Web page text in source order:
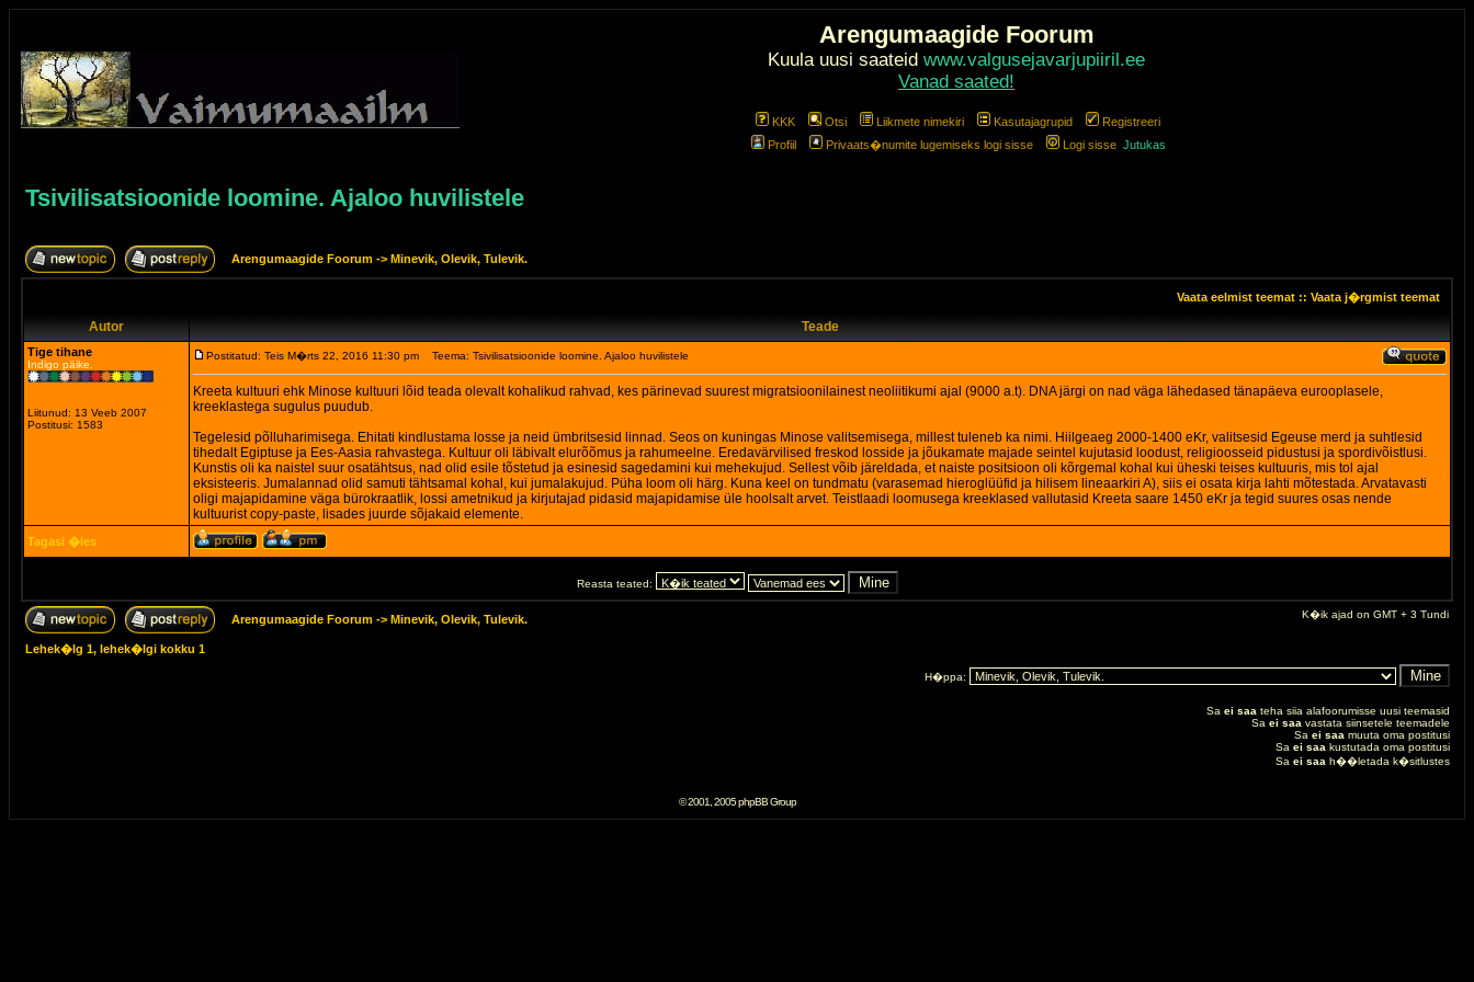
Arengumaagide Foorum
Kuula uusi saateid www.valgusejavarjupiiril.ee
Vanad saated!
KKK Otsi Liikmete nimekiri Kasutajagrupid
Registreeri
Profiil
Privaats�numite lugemiseks logi sisse Logi sisse Jutukas
Tsivilisatsioonide loomine. Ajaloo huvilistele
Arengumaagide Foorum -> Minevik, Olevik, Tulevik.
Vaata eelmist teemat :: Vaata j�rgmist teemat
Autor Teade
Tige tihane
Indigo päike.
Liitunud: 13 Veeb 2007
Postitusi: 1583
Postitatud: Teis M�rts 22, 2016 11:30 pm Teema: Tsivilisatsioonide loomine. Ajaloo huvilistele
Kreeta kultuuri ehk Minose kultuuri lõid teada olevalt kohalikud rahvad, kes pärinevad suurest migratsioonilainest neoliitikumi ajal (9000 a.t). DNA järgi on nad väga lähedased tänapäeva eurooplasele,
kreeklastega sugulus puudub.
Tegelesid põlluharimisega. Ehitati kindlustama losse ja neid ümbritsesid linnad. Seos on kuningas Minose valitsemisega, millest tuleneb ka nimi. Hiilgeaeg 2000-1400 eKr, valitsesid Egeuse merd ja suhtlesid
tihedalt Egiptuse ja Ees-Aasia rahvastega. Kultuur oli läbivalt elurõõmus ja rahumeelne. Eredavärvilised freskod losside ja jõukamate majade seintel kujutasid loodust, religioosseid pidustusi ja spordivõistlusi.
Kunstis oli ka naistel suur osatähtsus, nad olid esile tõstetud ja esinesid sagedamini kui mehekujud. Sellest võib järeldada, et naiste positsioon oli kõrgemal kohal kui üheski teises kultuuris, mis tol ajal
eksisteeris. Jumalannad olid samuti tähtsamal kohal, kui jumalakujud. Püha loom oli härg. Kuna keel on tundmatu (varasemad hieroglüüfid ja hilisem lineaarkiri A), siis ei osata kirja lahti mõtestada. Arvatavasti
oligi majapidamine väga bürokraatlik, lossi ametnikud ja kirjutajad pidasid majapidamise üle hoolsalt arvet. Teistlaadi loomusega kreeklased vallutasid Kreeta saare 1450 eKr ja tegid suures osas nende
kultuurist copy-paste, lisades juurde sõjakaid elemente.
Tagasi �les
Reasta teated:
Arengumaagide Foorum -> Minevik, Olevik, Tulevik. K�ik ajad on GMT + 3 Tundi
Lehek�lg 1, lehek�lgi kokku 1
H�ppa:
Sa ei saa teha siia alafoorumisse uusi teemasid
Sa ei saa vastata siinsetele teemadele
Sa ei saa muuta oma postitusi
Sa ei saa kustutada oma postitusi
Sa ei saa h��letada k�sitlustes
© 2001, 2005 phpBB Group